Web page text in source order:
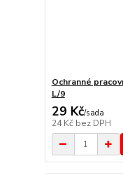
Ochranné
L/9
29 Kč/sada
24 Kč bez DPH